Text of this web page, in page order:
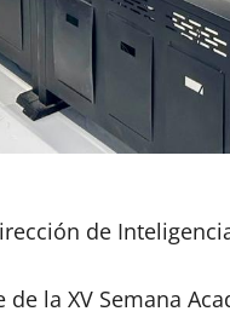
de
de la XV Semana